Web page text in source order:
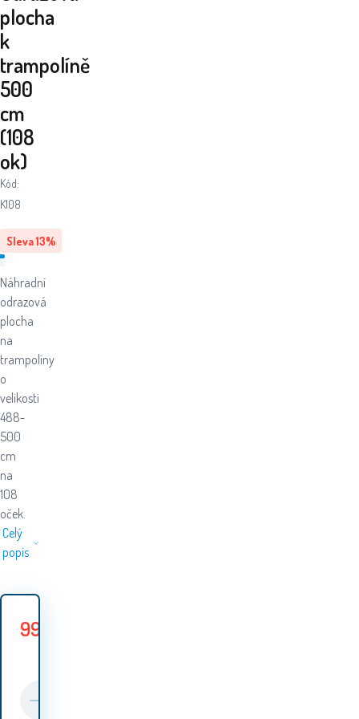
Sleva13%
plocha
k
trampolíně
500
cm
(108
ok)
Kód:
K108
Náhradní
odrazová
plocha
na
trampolíny
o
velikosti
488-
500
cm
na
108
oček.
Celý
popis
999